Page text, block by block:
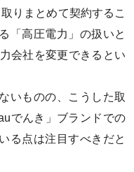
りまとめて契約するこ
「高圧電力」の扱いと
会社を変更できるとい
いものの、こうした取
でんき」ブランドでの
る点は注目すべきだと